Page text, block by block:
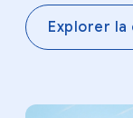
Explorer la